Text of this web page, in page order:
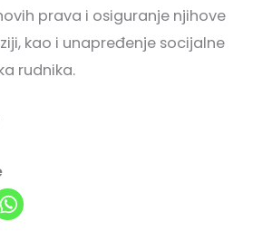
prava i osiguranje njihove
kao i unapređenje socijalne
rudnika.